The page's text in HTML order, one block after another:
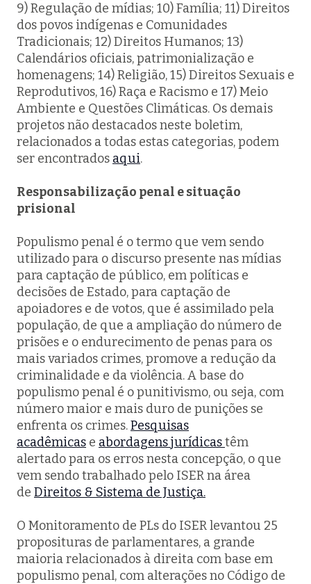
9) Regulação de mídias; 10) Família; 11) Direitos
dos povos indígenas e Comunidades
Tradicionais; 12) Direitos Humanos; 13)
Calendários oficiais, patrimonialização e
homenagens; 14) Religião, 15) Direitos Sexuais e
Reprodutivos, 16) Raça e Racismo e 17) Meio
Ambiente e Questões Climáticas. Os demais
projetos não destacados neste boletim,
relacionados a todas estas categorias, podem
ser encontrados aqui.
Responsabilização penal e situação
prisional
Populismo penal é o termo que vem sendo
utilizado para o discurso presente nas mídias
para captação de público, em políticas e
decisões de Estado, para captação de
apoiadores e de votos, que é assimilado pela
população, de que a ampliação do número de
prisões e o endurecimento de penas para os
mais variados crimes, promove a redução da
criminalidade e da violência. A base do
populismo penal é o punitivismo, ou seja, com
número maior e mais duro de punições se
enfrenta os crimes.Pesquisas
acadêmicas e abordagens jurídicastêm
alertado para os erros nesta concepção, o que
vem sendo trabalhado pelo ISER na área
de Direitos & Sistema de Justiça.
O Monitoramento de PLs do ISER levantou 25
proposituras de parlamentares, a grande
maioria relacionados à direita com base em
populismo penal, com alterações no Código de